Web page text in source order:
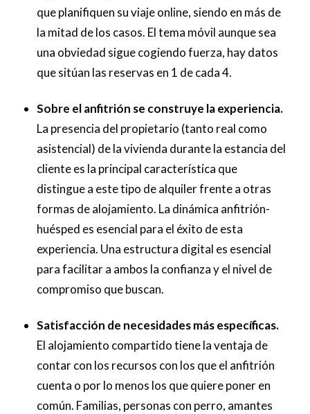
que planifiquen su viaje online, siendo en más de
la mitad de los casos. El tema móvil aunque sea
una obviedad sigue cogiendo fuerza, hay datos
que sitúan las reservas en 1 de cada 4.
Sobre el anfitrión se construye la experiencia.
La presencia del propietario (tanto real como
asistencial) de la vivienda durante la estancia del
cliente es la principal característica que
distingue a este tipo de alquiler frente a otras
formas de alojamiento. La dinámica anfitrión-
huésped es esencial para el éxito de esta
experiencia. Una estructura digital es esencial
para facilitar a ambos la confianza y el nivel de
compromiso que buscan.
Satisfacción de necesidades más específicas.
El alojamiento compartido tiene la ventaja de
contar con los recursos con los que el anfitrión
cuenta o por lo menos los que quiere poner en
común. Familias, personas con perro, amantes